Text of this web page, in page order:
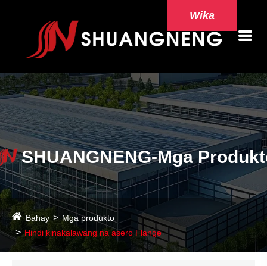
Wika
SHUANGNENG-Mga
Bahay
Mga produkto
Hindi kinakalawang na asero Flange